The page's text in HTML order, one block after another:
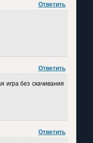
Ответить
Ответить
игра без скачивания
Ответить